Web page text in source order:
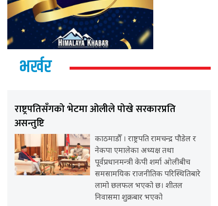
भर्खर
राष्ट्रपतिसँगको भेटमा ओलीले पोखे सरकारप्रति
असन्तुष्टि
काठमाडौँ । राष्ट्रपति रामचन्द्र पौडेल र
नेकपा एमालेका अध्यक्ष तथा
पूर्वप्रधानमन्त्री केपी शर्मा ओलीबीच
समसामयिक राजनीतिक परिस्थितिबारे
लामो छलफल भएको छ। शीतल
निवासमा शुक्रबार भएको